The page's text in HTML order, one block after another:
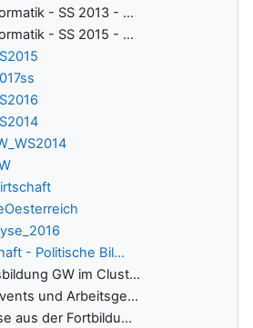
- SS 2013 - ...
- SS 2015 - ...
- Politische Bil...
GW im Clust...
und Arbeitsge...
aus der Fortbildu...